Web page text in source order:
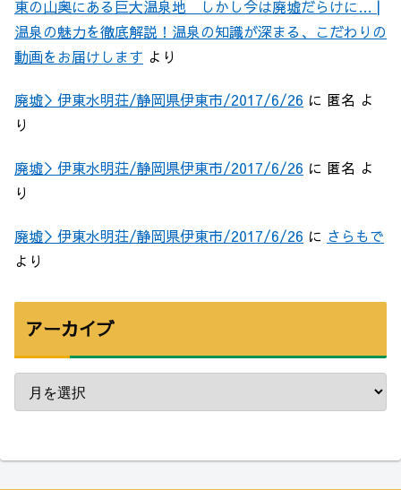
東の山奥にある巨大温泉地 しかし今は廃墟だらけに… |
温泉の魅力を徹底解説！温泉の知識が深まる、こだわりの
動画をお届けします より
廃墟＞伊東水明荘/静岡県伊東市/2017/6/26 に 匿名 よ
り
廃墟＞伊東水明荘/静岡県伊東市/2017/6/26 に 匿名 よ
り
廃墟＞伊東水明荘/静岡県伊東市/2017/6/26 に さらもで
より
アーカイブ